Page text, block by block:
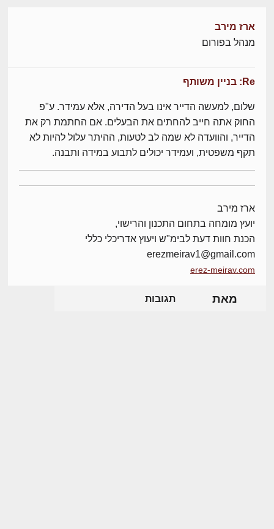
ארז מירב
מנהל בפורום
Re: בניין משותף
שלום, למעשה הדייר אינו בעל הדירה, אלא עמידר. ע"פ
החוק אתה חייב להחתים את הבעלים. אם החתמת רק את
הדייר, והוועדה לא שמה לב לטעות, ההיתר עלול להיות לא
תקף משפטית, ועמידר יכולים לתבוע במידה ותבנה.
ארז מירב
יועץ מומחה בתחום התכנון והרישוי,
הכנת חוות דעת לבימ"ש ויעוץ אדריכלי כללי
erezmeirav1@gmail.com
erez-meirav.com
מאת תגובות